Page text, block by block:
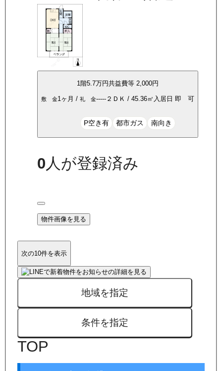
1階5.7万円共益費等 2,000円
敷 金1ヶ月 /礼 金----- ２ＤＫ /45.36㎡ 入居日 即 可
P空き有 都市ガス 南向き
0人が登録済み
物件画像を見る
次の10件を表示
地域を指定
条件を指定
TOP